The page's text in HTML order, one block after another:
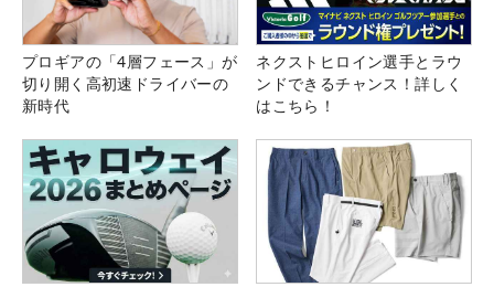
プロギアの「4層フェース」が
切り開く高初速ドライバーの
新時代
ネクストヒロイン選手とラウ
ンドできるチャンス！詳しく
はこちら！